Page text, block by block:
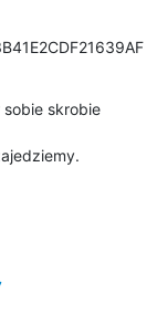
skrobie